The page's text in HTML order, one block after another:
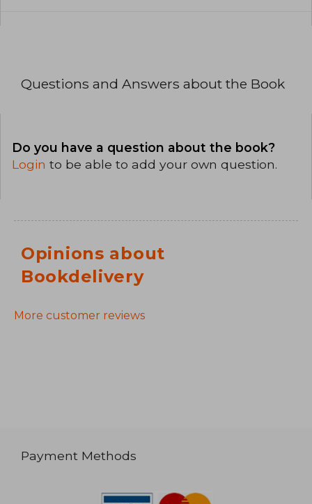
Questions and Answers about the Book
Do you have a question about the book?
Login to be able to add your own question.
Opinions about
Bookdelivery
More customer reviews
Payment Methods